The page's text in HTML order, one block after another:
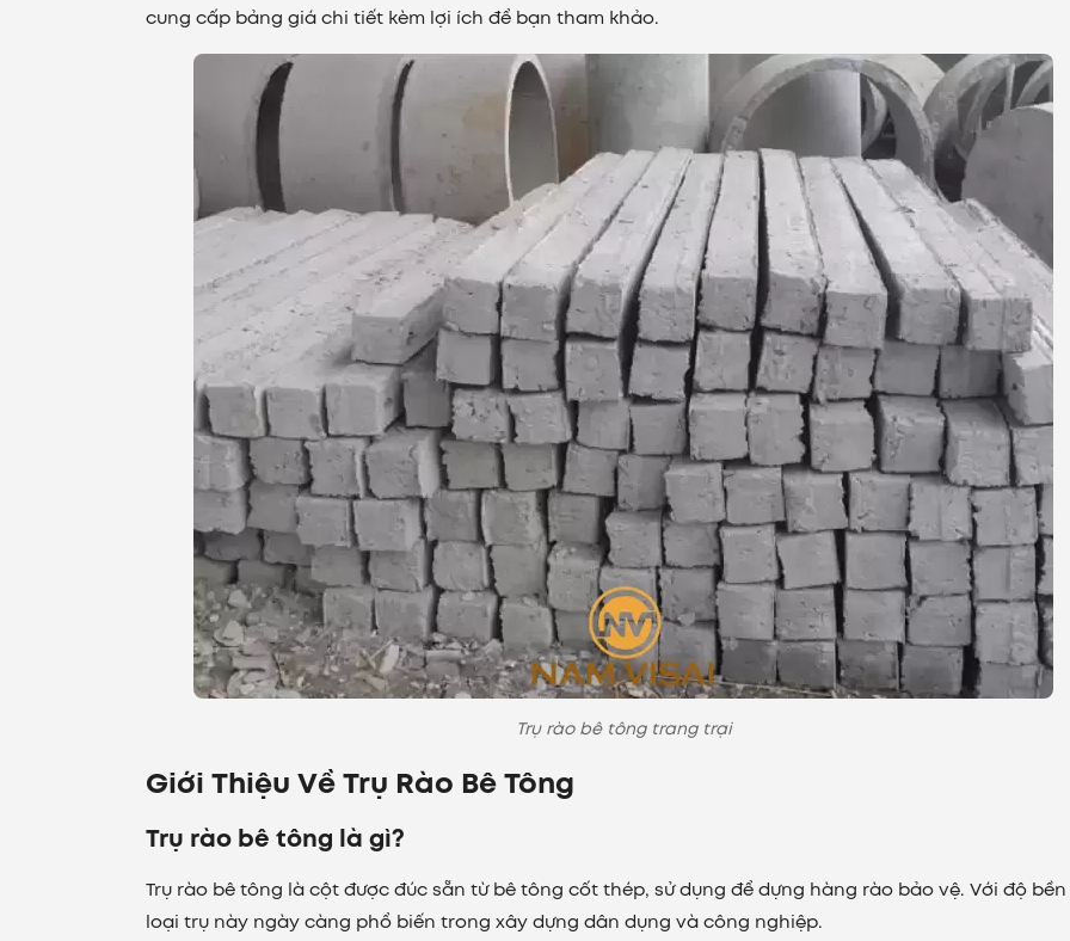
cung cấp bảng giá chi tiết kèm lợi ích để bạn tham khảo.
Trụ rào bê tông trang trại
Giới Thiệu Về Trụ Rào Bê Tông
Trụ rào bê tông là gì?
Trụ rào bê tông là cột được đúc sẵn từ bê tông cốt thép, sử dụng để dựng hàng rào bảo vệ. Với độ
loại trụ này ngày càng phổ biến trong xây dựng dân dụng và công nghiệp.